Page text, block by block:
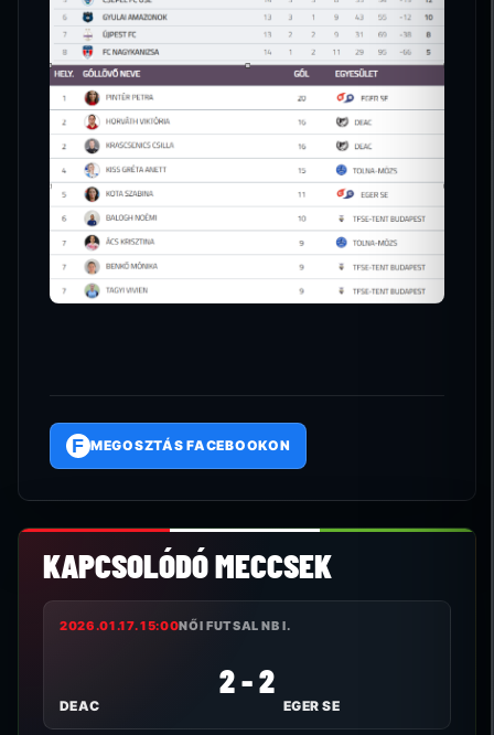
F MEGOSZTÁS FACEBOOKON
KAPCSOLÓDÓ MECCSEK
2026.01.17. 15:00NŐI FUTSAL NB I.
DEAC
2 - 2
EGER SE